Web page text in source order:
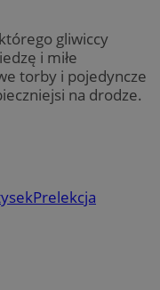
gliwiccy
i miłe
torby i pojedyncze
na drodze.
Prelekcja